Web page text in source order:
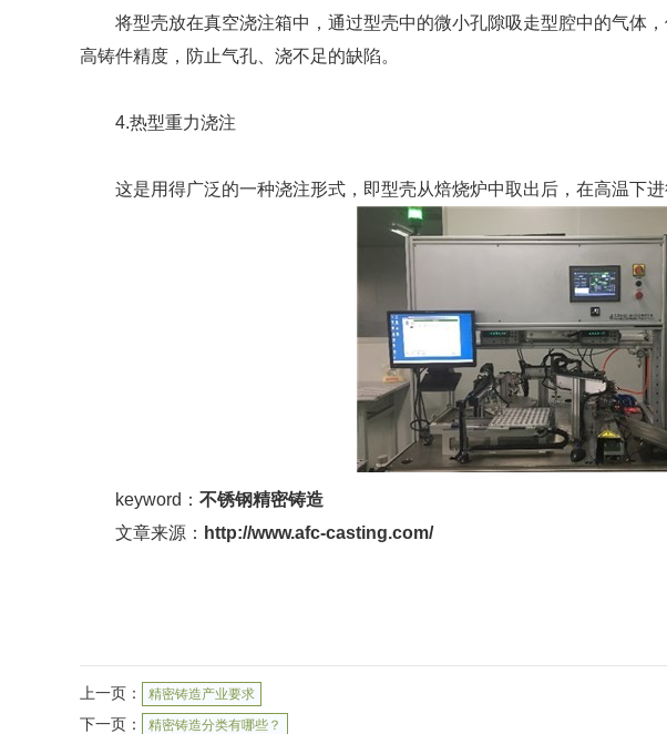
将型壳放在真空浇注箱中，通过型壳中的微小孔隙吸走型腔中的气体
高铸件精度，防止气孔、浇不足的缺陷。
4.热型重力浇注
这是用得广泛的一种浇注形式，即型壳从焙烧炉中取出后，在高温下进
keyword： 不锈钢精密铸造
文章来源： http://www.afc-casting.com/
上一页： 精密铸造产业要求
下一页： 精密铸造分类有哪些？